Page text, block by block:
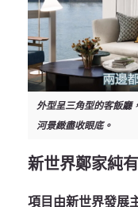
外型呈三角型的客飯廳
河景緻盡收眼底。
新世界鄭家純
項目由新世界發展